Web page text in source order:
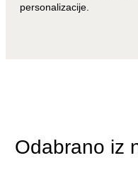
personalizacije.
Odabrano iz